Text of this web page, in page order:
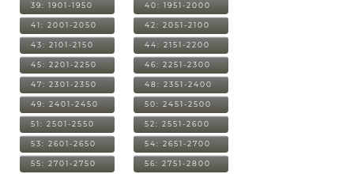
39: 1901-1950 40: 1951-2000
41: 2001-2050 42: 2051-2100
43: 2101-2150 44: 2151-2200
45: 2201-2250 46: 2251-2300
47: 2301-2350 48: 2351-2400
49: 2401-2450 50: 2451-2500
51: 2501-2550 52: 2551-2600
53: 2601-2650 54: 2651-2700
55: 2701-2750 56: 2751-2800